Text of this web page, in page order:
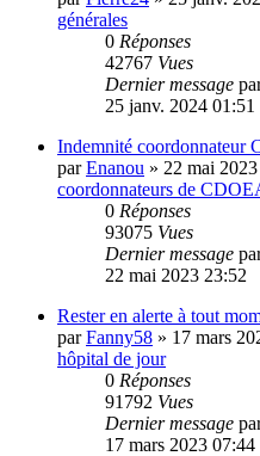
générales
0 Réponses
42767 Vues
Dernier message
25 janv. 2024 01:51
Indemnité coordonnateur
parEnanou » 22 mai
coordonnateurs de
0 Réponses
93075 Vues
Dernier message
22 mai 2023 23:52
Rester en alerte à tout
parFanny58 » 17 mars
hôpital de jour
0 Réponses
91792 Vues
Dernier message
17 mars 2023 07:44